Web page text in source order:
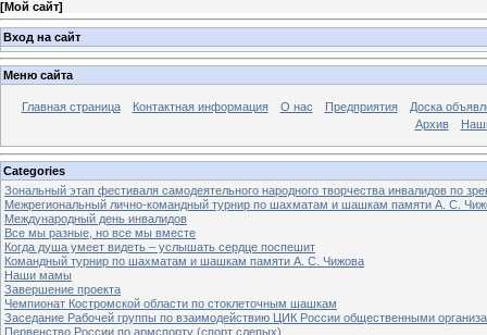
[Мой сайт]
Вход на сайт
Меню сайта
Главная страница Контактная информация О нас Предприятия
Доска
Архив
Categories
Зональный этап фестиваля самодеятельного народного творчества инвалидов по
Межрегиональный лично-командный турнир по шахматам и шашкам памяти А. С.
Международный день инвалидов
Все мы разные, но все мы вместе
Когда душа умеет видеть – услышать сердце поспешит
Командный турнир по шахматам и шашкам памяти А. С. Чижова
Наши мамы
Завершение проекта
Чемпионат Костромской области по стоклеточным шашкам
Заседание Рабочей группы по взаимодействию ЦИК России общественными
Первенство России по армспорту (спорт слепых)